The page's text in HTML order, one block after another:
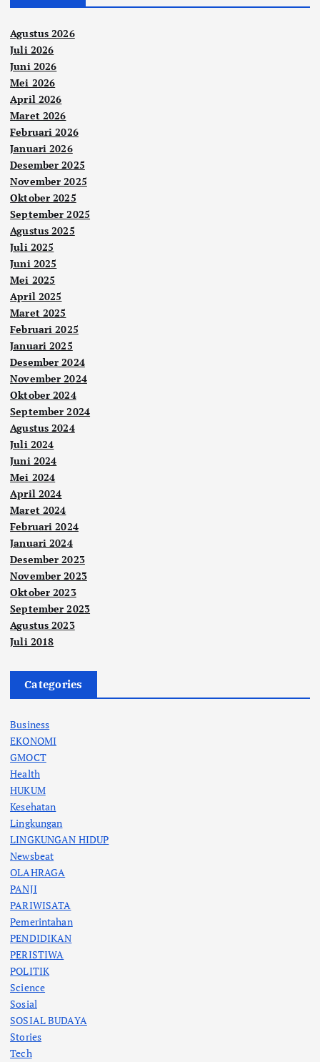
Agustus 2026
Juli 2026
Juni 2026
Mei 2026
April 2026
Maret 2026
Februari 2026
Januari 2026
Desember 2025
November 2025
Oktober 2025
September 2025
Agustus 2025
Juli 2025
Juni 2025
Mei 2025
April 2025
Maret 2025
Februari 2025
Januari 2025
Desember 2024
November 2024
Oktober 2024
September 2024
Agustus 2024
Juli 2024
Juni 2024
Mei 2024
April 2024
Maret 2024
Februari 2024
Januari 2024
Desember 2023
November 2023
Oktober 2023
September 2023
Agustus 2023
Juli 2018
Categories
Business
EKONOMI
GMOCT
Health
HUKUM
Kesehatan
Lingkungan
LINGKUNGAN HIDUP
Newsbeat
OLAHRAGA
PANJI
PARIWISATA
Pemerintahan
PENDIDIKAN
PERISTIWA
POLITIK
Science
Sosial
SOSIAL BUDAYA
Stories
Tech